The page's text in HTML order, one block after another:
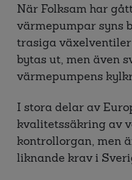
När Folksam har
värmepumpar syns
trasiga
bytas ut, men även
värmepumpens
I stora delar av
kvalitetssäkring av
kontrollorgan, men
liknande krav i